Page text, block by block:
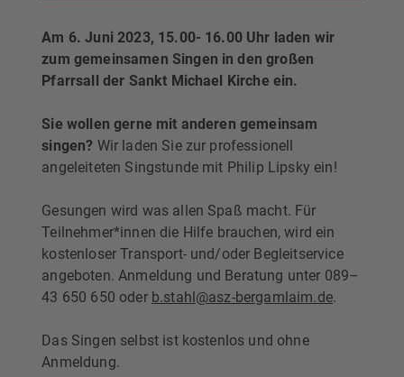
Am 6. Juni 2023, 15.00- 16.00 Uhr laden wir
zum gemeinsamen Singen in den großen
Pfarrsall der Sankt Michael Kirche ein.
Sie wollen gerne mit anderen gemeinsam
singen? Wir laden Sie zur professionell
angeleiteten Singstunde mit Philip Lipsky ein!
Gesungen wird was allen Spaß macht. Für
Teilnehmer*innen die Hilfe brauchen, wird ein
kostenloser Transport- und/oder Begleitservice
angeboten. Anmeldung und Beratung unter 089–
43 650 650 oder b.stahl@asz-bergamlaim.de.
Das Singen selbst ist kostenlos und ohne
Anmeldung.